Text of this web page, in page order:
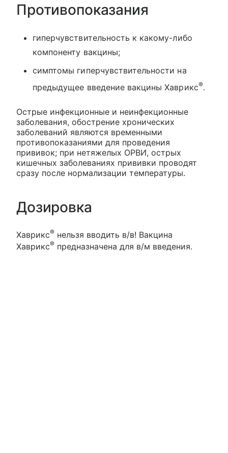
Противопоказания
гиперчувствительность к какому-либо
компоненту вакцины;
симптомы гиперчувствительности на
предыдущее введение вакцины Хаврикс®.
Острые инфекционные и неинфекционные
заболевания, обострение хронических
заболеваний являются временными
противопоказаниями для проведения
прививок; при нетяжелых ОРВИ, острых
кишечных заболеваниях прививки проводят
сразу после нормализации температуры.
Дозировка
Хаврикс® нельзя вводить в/в! Вакцина
Хаврикс® предназначена для в/м введения.